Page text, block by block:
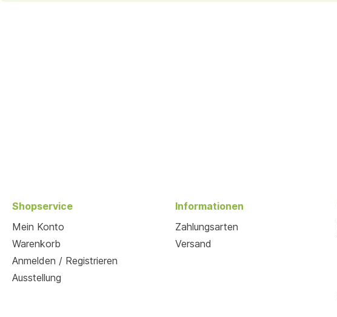
Shopservice
Mein Konto
Warenkorb
Anmelden / Registrieren
Ausstellung
Informationen
Zahlungsarten
Versand